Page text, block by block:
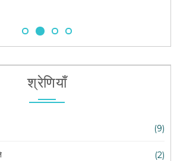
श्रेणियाँ
(9)
(2)